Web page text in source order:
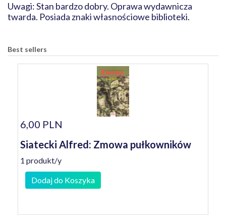
Uwagi: Stan bardzo dobry. Oprawa wydawnicza
twarda. Posiada znaki własnościowe biblioteki.
Best sellers
6,00 PLN
Siatecki Alfred: Zmowa pułkowników
1 produkt/y
Dodaj do Koszyka